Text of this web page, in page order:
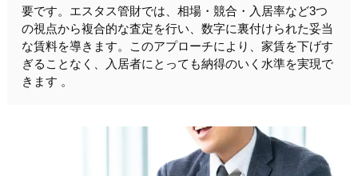
要です。エスタス管財では、相場・競合・入居率など3つ
の視点から複合的な査定を行い、数字に裏付けられた妥当
な賃料を導きます。このアプローチにより、家賃を下げす
ぎることなく、入居者にとっても納得のいく水準を実現で
きます 。